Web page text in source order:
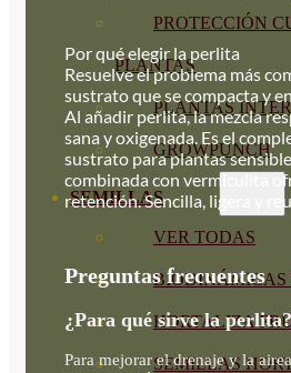
PROTECCIÓN
PLANTAS
PLANTAS
GROWPUNCH
SEMILLAS
VER TODAS
BIODINÁMICAS
HORTALIZA
SEMILLAS
Por qué elegir la perlita
Resuelve el problema más
sustrato que se compacta y
Al añadir perlita, la mezcla
sana y oxigenada. Es el
sustrato para plantas
combinada con vermiculita
retención. Sencilla, ligera y
Preguntas frecuentes
¿Para qué sirve la perlita?
Para mejorar el drenaje y la